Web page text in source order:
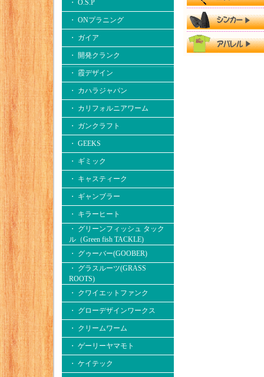
・ O.S.P
・ ONプラニング
・ ガイア
・ 開発クランク
・ 霞デザイン
・ カハラジャパン
・ カリフォルニアワーム
・ ガンクラフト
・ GEEKS
・ ギミック
・ キャスティーク
・ ギャンブラー
・ キラーヒート
・ グリーンフィッシュ タック
ル（Green fish TACKLE)
・ グゥーバー(GOOBER)
・ グラスルーツ(GRASS
ROOTS)
・ クワイエットファンク
・ グローデザインワークス
・ クリームワーム
・ ゲーリーヤマモト
・ ケイテック